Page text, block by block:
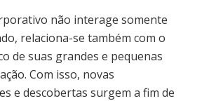
não interage somente
relaciona-se também com o
de suas grandes e pequenas
Com isso, novas
e descobertas surgem a fim de